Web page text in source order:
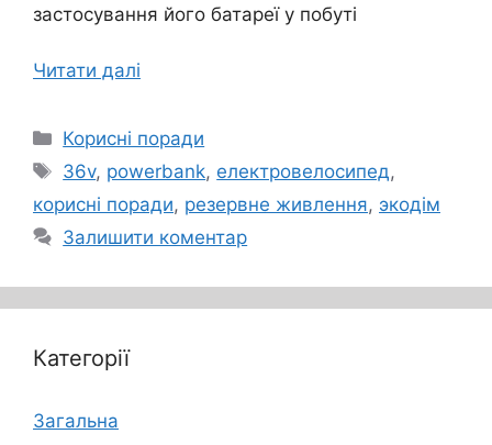
застосування його батареї у побуті
Читати далі
Категорії
Корисні поради
Позначки
36v, powerbank, електровелосипед,
корисні поради, резервне живлення, экодім
Залишити коментар
Категорії
Загальна